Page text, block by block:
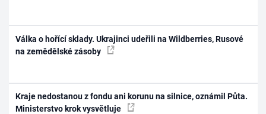
Válka o hořící sklady. Ukrajinci udeřili na Wildberries, Rusové
na zemědělské zásoby
Kraje nedostanou z fondu ani korunu na silnice, oznámil Půta.
Ministerstvo krok vysvětluje